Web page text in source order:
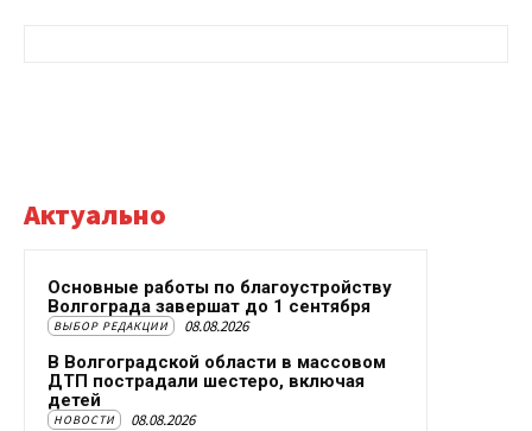
Актуально
Основные работы по благоустройству
Волгограда завершат до 1 сентября
ВЫБОР РЕДАКЦИИ 08.08.2026
В Волгоградской области в массовом
ДТП пострадали шестеро, включая
детей
НОВОСТИ 08.08.2026